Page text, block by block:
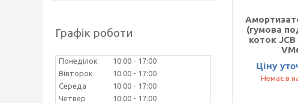
(гумова
коток
Ціну
Немає в
Графік роботи
Понеділок 10:00
17:00
Вівторок
10:00
17:00
Середа
10:00
17:00
Четвер
10:00 17:00